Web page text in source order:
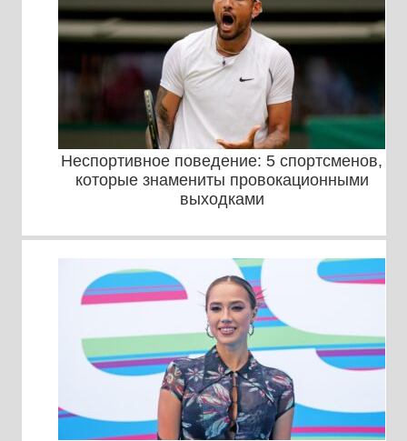
Неспортивное поведение: 5 спортсменов,
которые знамениты провокационными
выходками